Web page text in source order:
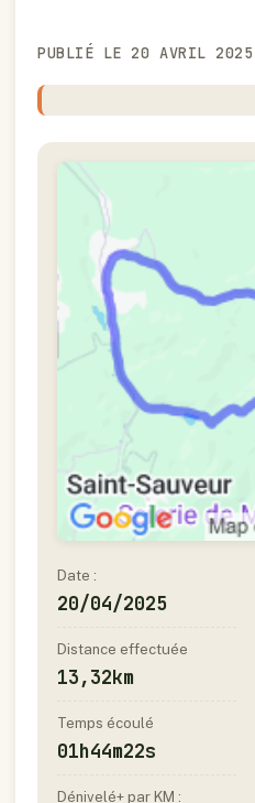
PUBLIÉ LE 20 AVRIL 2025
Date :
20/04/2025
Distance effectuée
13,32km
Temps écoulé
01h44m22s
Dénivelé+ par KM :